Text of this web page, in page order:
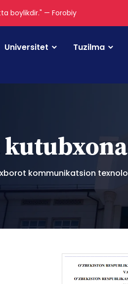
boylikdir." — Forobiy
Universitet Tuzilma
kommunikatsion